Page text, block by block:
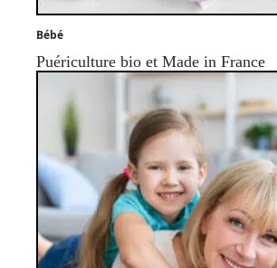
Bébé
Puériculture bio et Made in France